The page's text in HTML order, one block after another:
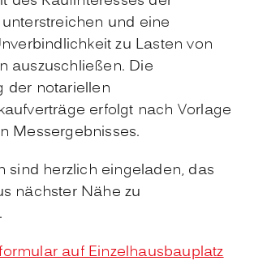
und eine
zu Lasten von
auszuschließen. Die
der notariellen
erfolgt nach Vorlage
Messergebnisses.
sind herzlich eingeladen, das
nächster Nähe zu
auf Einzelhausbauplatz